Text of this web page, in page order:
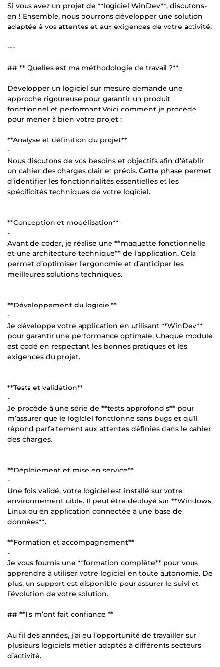
Si vous avez un projet de **logiciel WinDev**, discutons-
en ! Ensemble, nous pourrons développer une solution
adaptée à vos attentes et aux exigences de votre activité.
---
## ** Quelles est ma méthodologie de travail ?**
Développer un logiciel sur mesure demande une
approche rigoureuse pour garantir un produit
fonctionnel et performant.Voici comment je procède
pour mener à bien votre projet :
**Analyse et définition du projet**
-
Nous discutons de vos besoins et objectifs afin d’établir
un cahier des charges clair et précis. Cette phase permet
d’identifier les fonctionnalités essentielles et les
spécificités techniques de votre logiciel.
**Conception et modélisation**
-
Avant de coder, je réalise une **maquette fonctionnelle
et une architecture technique** de l’application. Cela
permet d’optimiser l’ergonomie et d’anticiper les
meilleures solutions techniques.
**Développement du logiciel**
-
Je développe votre application en utilisant **WinDev**
pour garantir une performance optimale. Chaque module
est codé en respectant les bonnes pratiques et les
exigences du projet.
**Tests et validation**
-
Je procède à une série de **tests approfondis** pour
m’assurer que le logiciel fonctionne sans bugs et qu’il
répond parfaitement aux attentes définies dans le cahier
des charges.
**Déploiement et mise en service**
-
Une fois validé, votre logiciel est installé sur votre
environnement cible. Il peut être déployé sur **Windows,
Linux ou en application connectée à une base de
données**.
**Formation et accompagnement**
-
Je vous fournis une **formation complète** pour vous
apprendre à utiliser votre logiciel en toute autonomie. De
plus, un support est disponible pour assurer le suivi et
l’évolution de votre solution.
## **Ils m’ont fait confiance **
Au fil des années, j’ai eu l’opportunité de travailler sur
plusieurs logiciels métier adaptés à différents secteurs
d’activité.